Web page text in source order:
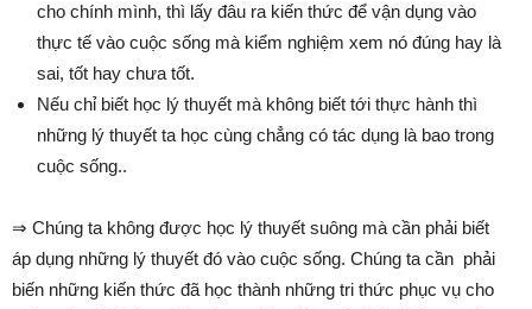
cho chính mình, thì lấy đâu ra kiến thức để vận dụng vào
thực tế vào cuộc sống mà kiểm nghiệm xem nó đúng hay là
sai, tốt hay chưa tốt.
Nếu chỉ biết học lý thuyết mà không biết tới thực hành thì
những lý thuyết ta học cùng chẳng có tác dụng là bao trong
cuộc sống..
⇒ Chúng ta không được học lý thuyết suông mà cần phải biết
áp dụng những lý thuyết đó vào cuộc sống. Chúng ta cần phải
biến những kiến thức đã học thành những tri thức phục vụ cho